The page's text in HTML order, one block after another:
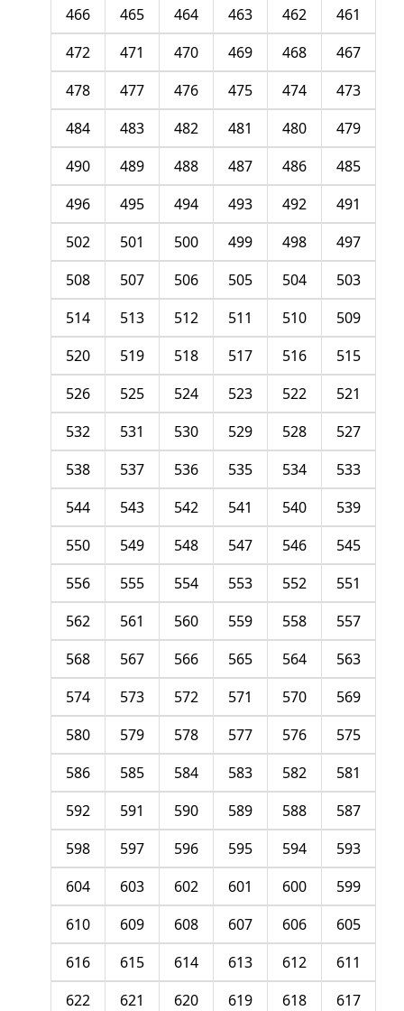
461
462
463
464
465
466
467
468
469
470
471
472
473
474
475
476
477
478
479
480
481
482
483
484
485
486
487
488
489
490
491
492
493
494
495
496
497
498
499
500
501
502
503
504
505
506
507
508
509
510
511
512
513
514
515
516
517
518
519
520
521
522
523
524
525
526
527
528
529
530
531
532
533
534
535
536
537
538
539
540
541
542
543
544
545
546
547
548
549
550
551
552
553
554
555
556
557
558
559
560
561
562
563
564
565
566
567
568
569
570
571
572
573
574
575
576
577
578
579
580
581
582
583
584
585
586
587
588
589
590
591
592
593
594
595
596
597
598
599
600
601
602
603
604
605
606
607
608
609
610
611
612
613
614
615
616
617
618
619
620
621
622